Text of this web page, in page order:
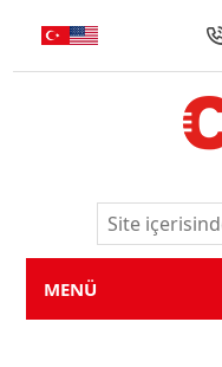
MENÜ